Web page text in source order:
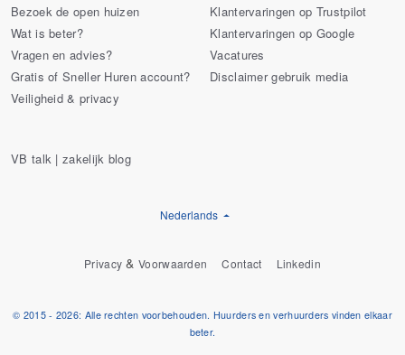
Bezoek de open huizen
Wat is beter?
Vragen en advies?
Gratis of Sneller Huren account?
Veiligheid & privacy
Klantervaringen op Trustpilot
Klantervaringen op Google
Vacatures
Disclaimer gebruik media
VB talk | zakelijk blog
Nederlands
Privacy &Voorwaarden Contact Linkedin
© 2015 - 2026: Alle rechten voorbehouden. Huurders en verhuurders vinden elkaar
beter.